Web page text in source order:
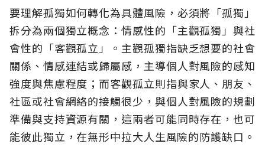
要理解孤獨如何轉化為具體風險，必須將「孤獨」
拆分為兩個獨立概念：情感性的「主觀孤獨」與社
會性的「客觀孤立」。主觀孤獨指缺乏想要的社會
關係、情感連結或歸屬感，主導個人對風險的感知
強度與焦慮程度；而客觀孤立則指與家人、朋友、
社區或社會網絡的接觸很少，與個人對風險的規劃
準備與支持資源有關，這兩者可能同時存在，也可
能彼此獨立，在無形中拉大人生風險的防護缺口。